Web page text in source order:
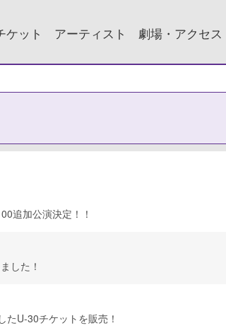
ケット アーティスト 劇場・アクセス
追加公演決定！！
した！
U-30チケットを販売！